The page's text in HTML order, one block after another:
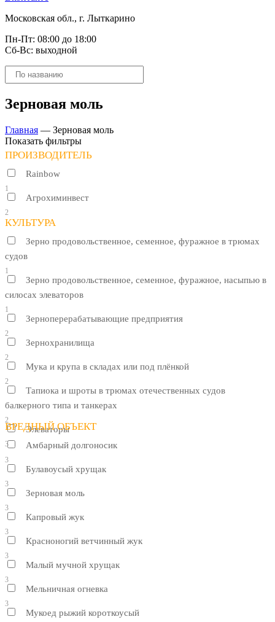
Московская обл., г. Лыткарино
Пн-Пт: 08:00 до 18:00
Сб-Вс: выходной
Поиск
товаров
Зерновая моль
Главная — Зерновая моль
Показать фильтры
ПРОИЗВОДИТЕЛЬ
Rainbow
1
Агрохиминвест
2
КУЛЬТУРА
Зерно продовольственное, семенное, фуражное в трюмах
судов
1
Зерно продовольственное, семенное, фуражное, насыпью в
силосах элеваторов
1
Зерноперерабатывающие предприятия
2
Зернохранилища
2
Мука и крупа в складах или под плёнкой
2
Тапиока и шроты в трюмах отечественных судов
балкерного типа и танкерах
2
Элеваторы
3
ВРЕДНЫЙ ОБЪЕКТ
Амбарный долгоносик
3
Булавоусый хрущак
3
Зерновая моль
3
Капровый жук
3
Красноногий ветчинный жук
3
Малый мучной хрущак
3
Мельничная огневка
3
Мукоед рыжий короткоусый